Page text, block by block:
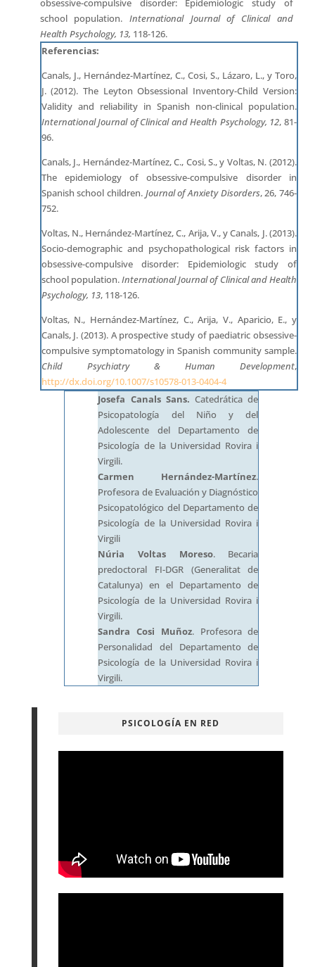
obsessive-compulsive disorder: Epidemiologic study of
school population.International Journal of Clinical and
Health Psychology, 13, 118-126.
Referencias:
Canals, J., Hernández-Martínez, C., Cosi, S., Lázaro, L., y Toro,
J. (2012). The Leyton Obsessional Inventory-Child Version:
Validity and reliability in Spanish non-clinical population.
International Journal of Clinical and Health Psychology, 12, 81-
96.
Canals, J., Hernández-Martínez, C., Cosi, S., y Voltas, N. (2012).
The epidemiology of obsessive-compulsive disorder in
Spanish school children. Journal of Anxiety Disorders, 26, 746-
752.
Voltas, N., Hernández-Martínez, C., Arija, V., y Canals, J. (2013).
Socio-demographic and psychopathological risk factors in
obsessive-compulsive disorder: Epidemiologic study of
school population.International Journal of Clinical and Health
Psychology, 13, 118-126.
Voltas, N., Hernández-Martínez, C., Arija, V., Aparicio, E., y
Canals, J. (2013). A prospective study of paediatric obsessive-
compulsive symptomatology in Spanish community sample.
Child Psychiatry & Human Development,
http://dx.doi.org/10.1007/s10578-013-0404-4
Josefa Canals Sans.Catedrática de
Psicopatología del Niño y del
Adolescente del Departamento de
Psicología de la Universidad Rovira i
Virgili.
Carmen Hernández-Martínez.
Profesora de Evaluación y Diagnóstico
Psicopatológico del Departamento de
Psicología de la Universidad Rovira i
Virgili
Núria Voltas Moreso. Becaria
predoctoral FI-DGR (Generalitat de
Catalunya) en el Departamento de
Psicología de la Universidad Rovira i
Virgili.
Sandra Cosi Muñoz. Profesora de
Personalidad del Departamento de
Psicología de la Universidad Rovira i
Virgili.
PSICOLOGÍA EN RED